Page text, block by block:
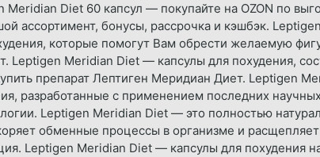
Diet 60 капсул — покупайте на OZON по
ассортимент, бонусы, рассрочка и кэшбэк. Leptigen
которые помогут Вам обрести желаемую
Leptigen Meridian Diet — капсулы для похудения,
препарат Лептиген Меридиан Диет. Leptigen
разработанные с применением последних
Leptigen Meridian Diet — это полностью
обменные процессы в организме и расщепляет
Leptigen Meridian Diet — капсулы для похудения